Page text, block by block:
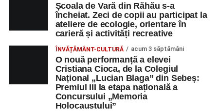
Școala de Vară din Răhău s-a
încheiat. Zeci de copii au participat la
ateliere de ecologie, orientare în
carieră și activități recreative
ÎNVĂȚĂMÂNT-CULTURĂ acum 3 săptămâni
O nouă performanță a elevei
Cristiana Cioca, de la Colegiul
Național „Lucian Blaga” din Sebeș:
Premiul III la etapa națională a
Concursului „Memoria
Holocaustului”